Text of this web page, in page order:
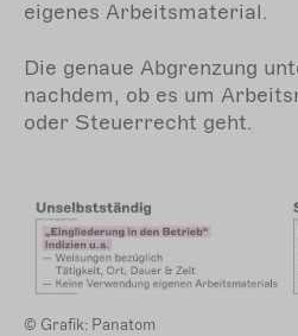
eigenes Arbeitsmaterial.
Die genaue Abgrenzung
nachdem, ob es um
oder Steuerrecht geht.
© Grafik: Panatom